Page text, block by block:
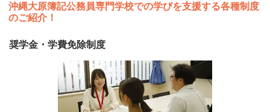
沖縄大原簿記公務員専門学校での学びを支援する各種制度
のご紹介！
奨学金・学費免除制度